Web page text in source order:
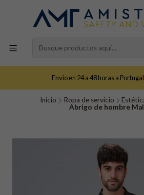
Envío en 24 a 48 horas a
Inicio Ropa de servicio
Abrigo de hombre